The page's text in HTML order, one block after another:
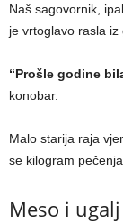
Naš sagovornik,
je vrtoglavo rasla
“Prošle godine
konobar.
Malo starija raja
se kilogram
Meso i ugalj